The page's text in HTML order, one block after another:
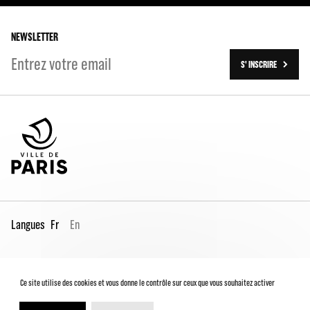
NEWSLETTER
S' INSCRIRE
Langues Fr En
Conditions générales de vente
Charte du spectateur
Ce site utilise des cookies et vous donne le contrôle sur ceux que vous souhaitez activer